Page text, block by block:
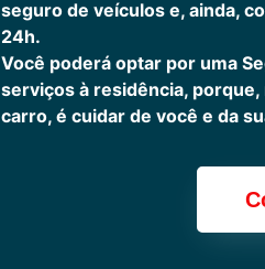
seguro de veículos e, ainda,
24h.
Você poderá optar por uma
serviços à residência,
carro, é cuidar de você e da